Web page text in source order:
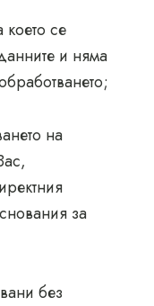
което се
и няма
на
за
без